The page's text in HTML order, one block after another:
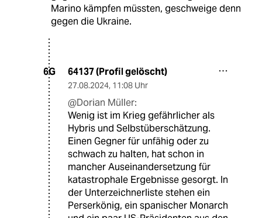
Marino kämpfen müssten, geschweige denn
gegen die Ukraine.
6G 64137 (Profil gelöscht)
27.08.2024, 11:08 Uhr
@Dorian Müller:
Wenig ist im Krieg gefährlicher als
Hybris und Selbstüberschätzung.
Einen Gegner für unfähig oder zu
schwach zu halten, hat schon in
mancher Auseinandersetzung für
katastrophale Ergebnisse gesorgt. In
der Unterzeichnerliste stehen ein
Perserkönig, ein spanischer Monarch